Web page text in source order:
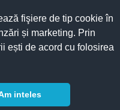
fişiere de tip cookie în
și marketing. Prin
ești de acord cu folosirea
inteles